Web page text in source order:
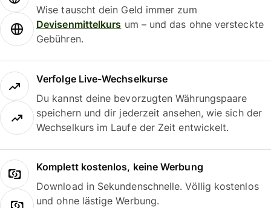
Wise tauscht dein Geld immer zum
Devisenmittelkurs um – und das ohne versteckte
Gebühren.
Verfolge Live-Wechselkurse
Du kannst deine bevorzugten Währungspaare
speichern und dir jederzeit ansehen, wie sich der
Wechselkurs im Laufe der Zeit entwickelt.
Komplett kostenlos, keine Werbung
Download in Sekundenschnelle. Völlig kostenlos
und ohne lästige Werbung.